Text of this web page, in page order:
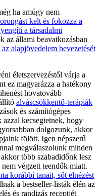
ha amúgy nem
kelt és fokozza a
a társadalmi
az állami beavatkozásban
alapjövedelem bevezetését
életszervezéstől várja a
ez magyarázza a hatékony
hovatovább
alváscsökkentő-terápiák
és számítógépes
kecsegtetnek, hogy
dolgozunk, akkor
fölött. Igen népszerű
megválaszolunk minden
több szabadidőnk lesz
végzett teendők miatt.
korábbi tanait, sőt elnézést
a bestseller-listák élén az
és randizás receptjét